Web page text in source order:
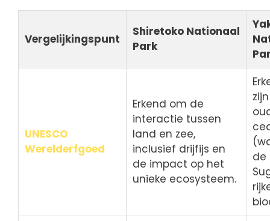
Vergelijkingspunt
Shiretoko Nationaal
Park
UNESCO
Werelderfgoed
Erkend om de
interactie tussen
land en zee,
inclusief drijfijs en
de impact op het
unieke ecosysteem.
de